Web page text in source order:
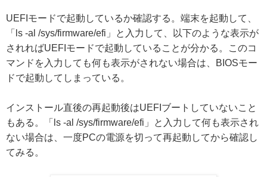
UEFIモードで起動しているか確認する。端末を起動して、
「ls -al /sys/firmware/efi」と入力して、以下のような表示が
されればUEFIモードで起動していることが分かる。このコ
マンドを入力しても何も表示がされない場合は、BIOSモー
ドで起動してしまっている。
インストール直後の再起動後はUEFIブートしていないこと
もある。「ls -al /sys/firmware/efi」と入力して何も表示され
ない場合は、一度PCの電源を切って再起動してから確認し
てみる。